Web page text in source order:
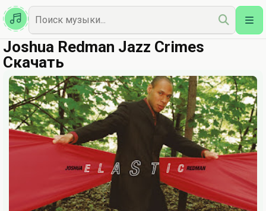
Казахская
Наш Топ
Joshua Redman Jazz Crimes
Скачать